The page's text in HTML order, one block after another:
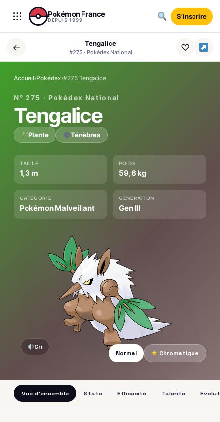
Aller au contenu
Pokémon France
DEPUIS 1999 S'inscrire
← Tengalice
#275 · Pokédex National ♡
Accueil›Pokédex›#275 Tengalice
N° 275 · Pokédex National
Tengalice
Plante Ténèbres
TAILLE
1,3 m
POIDS
59,6 kg
CATÉGORIE
Pokémon Malveillant
GÉNÉRATION
Gen III
Cri
Normal
★ Chromatique
Vue d'ensemble Stats Efficacité Talents